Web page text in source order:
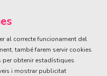
al correcte funcionament del
també farem servir cookies
per obtenir estadístiques
i mostrar publicitat